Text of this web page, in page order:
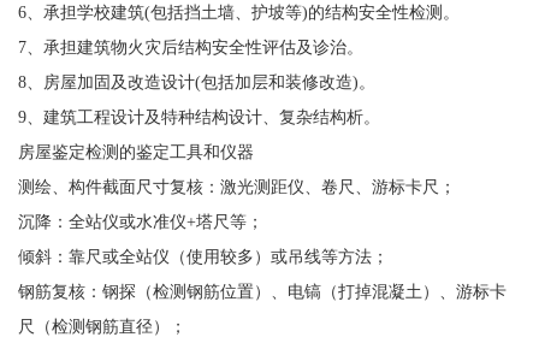
6、承担学校建筑(包括挡土墙、护坡等)的结构安全性检测。
7、承担建筑物火灾后结构安全性评估及诊治。
8、房屋加固及改造设计(包括加层和装修改造)。
9、建筑工程设计及特种结构设计、复杂结构析。
房屋鉴定检测的鉴定工具和仪器
测绘、构件截面尺寸复核：激光测距仪、卷尺、游标卡尺；
沉降：全站仪或水准仪+塔尺等；
倾斜：靠尺或全站仪（使用较多）或吊线等方法；
钢筋复核：钢探（检测钢筋位置）、电镐（打掉混凝土）、游标卡
尺（检测钢筋直径）；